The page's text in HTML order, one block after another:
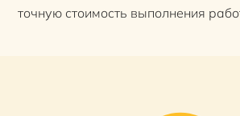
точную стоимость выполнения